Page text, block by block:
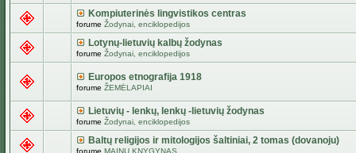
Kompiuterinės lingvistikos centras
forume Žodynai, enciklopedijos
Lotynų-lietuvių kalbų žodynas
forume Žodynai, enciklopedijos
Europos etnografija 1918
forume ŽEMĖLAPIAI
Lietuvių - lenkų, lenkų -lietuvių žodynas
forume Žodynai, enciklopedijos
Baltų religijos ir mitologijos šaltiniai, 2 tomas (dovanoju)
forume MAINŲ KNYGYNAS